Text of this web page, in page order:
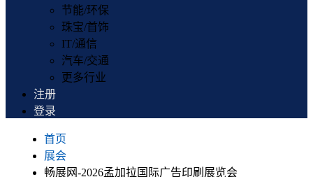
节能/环保
珠宝/首饰
IT/通信
汽车/交通
更多行业
注册
登录
首页
展会
畅展网-2026孟加拉国际广告印刷展览会